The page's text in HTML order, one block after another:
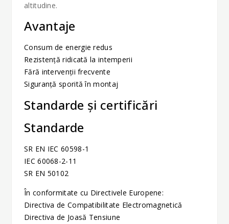
altitudine.
Avantaje
Consum de energie redus
Rezistență ridicată la intemperii
Fără intervenții frecvente
Siguranță sporită în montaj
Standarde și certificări
Standarde
SR EN IEC 60598-1
IEC 60068-2-11
SR EN 50102
În conformitate cu Directivele Europene:
Directiva de Compatibilitate Electromagnetică
Directiva de Joasă Tensiune